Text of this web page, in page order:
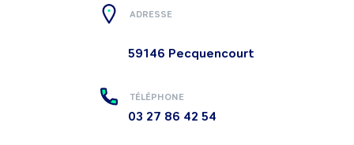
ADRESSE
59146 Pecquencourt
TÉLÉPHONE
03 27 86 42 54